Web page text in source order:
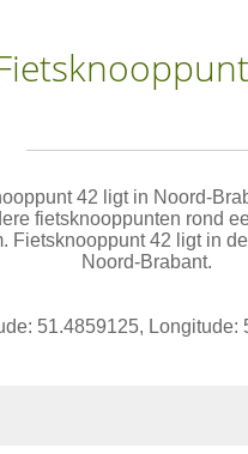
42 ligt in Noord-
fietsknooppunten rond
Fietsknooppunt 42 ligt in
Noord-Brabant.
51.4859125, Longitude: